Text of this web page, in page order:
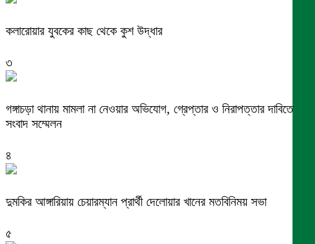
কলারোয়ার যুবকের কাছ থেকে কুশ উদ্ধার
৩
গঙ্গাচড়া থানায় মামলা না নেওয়ার অভিযোগ, গ্রেপ্তার ও নিরাপত্তার দাবিতে
সংবাদ সম্মেলন
৪
দুমকির আঙ্গারিয়ায় চেয়ারম্যান প্রার্থী দেলোয়ার খানের মতবিনিময় সভা
৫